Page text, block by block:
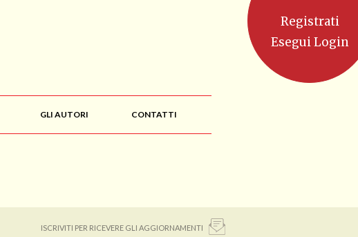
GLI AUTORI CONTATTI
ISCRIVITI PER RICEVERE GLI AGGIORNAMENTI
Registrati
Esegui Login